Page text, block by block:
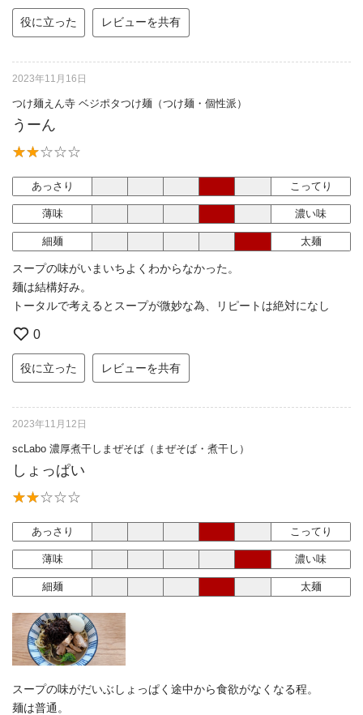
役に立った レビューを共有
2023年11月16日
つけ麺えん寺 ベジポタつけ麺（つけ麺・個性派）
うーん
あっさり こってり
薄味 濃い味
細麺 太麺
スープの味がいまいちよくわからなかった。
麺は結構好み。
トータルで考えるとスープが微妙な為、リピートは絶対になし
0
役に立った レビューを共有
2023年11月12日
scLabo 濃厚煮干しまぜそば（まぜそば・煮干し）
しょっぱい
あっさり こってり
薄味 濃い味
細麺 太麺
スープの味がだいぶしょっぱく途中から食欲がなくなる程。
麺は普通。